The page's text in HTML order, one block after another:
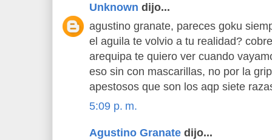
Unknown dijo...
agustino granate, pareces goku
el aguila te volvio a tu realidad?
arequipa te quiero ver cuando
eso sin con mascarillas, no por la
apestosos que son los aqp siete
5:09 p. m.
Agustino Granate dijo...